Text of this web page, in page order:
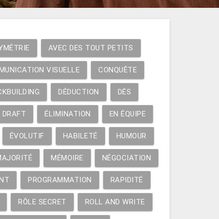
AVEC DES TOUT PETITS
VISUELLE CONQUÊTE
DÉDUCTION DÉS
DRAFT ÉLIMINATION EN ÉQUIPE
ÉVOLUTIF HABILETÉ HUMOUR
MÉMOIRE NÉGOCIATION
PROGRAMMATION RAPIDITÉ
RÔLE SECRET ROLL AND WRITE